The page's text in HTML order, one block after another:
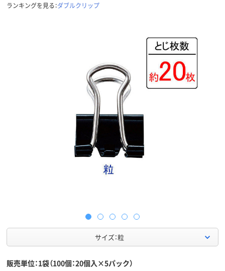
ランキングを見る：ダブルクリップ
サイズ：粒
販売単位：1袋（100個：20個入×5パック）